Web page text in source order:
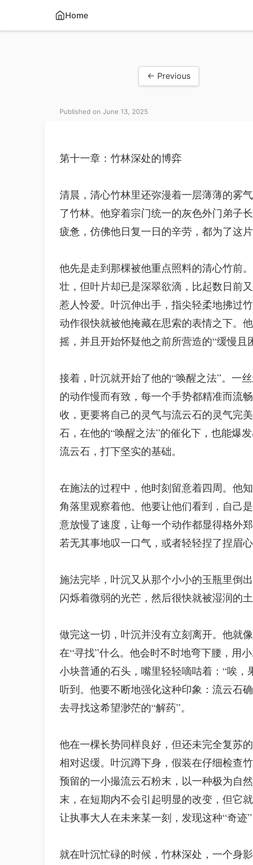
Home
← Previous
Published on June 13, 2025
第十一章：竹林深处的博弈
清晨，清心竹林里还弥漫着一层薄薄的雾
了竹林。他穿着宗门统一的灰色外门弟子
疲惫，仿佛他日复一日的辛劳，都为了这片
他先是走到那棵被他重点照料的清心竹前
壮，但叶片却已是深翠欲滴，比起数日前
惹人怜爱。叶沉伸出手，指尖轻柔地拂过
动作很快就被他掩藏在思索的表情之下。
摇，并且开始怀疑他之前所营造的“缓慢且
接着，叶沉就开始了他的“唤醒之法”。一
的动作慢而有致，每一个手势都精准而流
收，更要将自己的灵气与流云石的灵气完
石，在他的“唤醒之法”的催化下，也能爆
流云石，打下坚实的基础。
在施法的过程中，他时刻留意着四周。他
角落里观察着他。他要让他们看到，自己
意放慢了速度，让每一个动作都显得格外
若无其事地叹一口气，或者轻轻捏了捏眉
施法完毕，叶沉又从那个小小的玉瓶里倒
闪烁着微弱的光芒，然后很快就被湿润的
做完这一切，叶沉并没有立刻离开。他就
在“寻找”什么。他会时不时地弯下腰，用
小块普通的石头，嘴里轻轻嘀咕着：“唉
听到。他要不断地强化这种印象：流云石
去寻找这希望渺茫的“解药”。
他在一棵长势同样良好，但还未完全复苏
相对迟缓。叶沉蹲下身，假装在仔细检查
预留的一小撮流云石粉末，以一种极为自
末，在短期内不会引起明显的改变，但它
让执事大人在未来某一刻，发现这种“奇迹
就在叶沉忙碌的时候，竹林深处，一个身